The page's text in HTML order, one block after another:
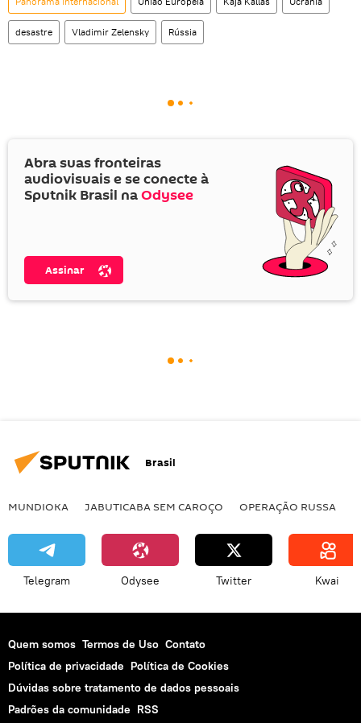
desastre Vladimir Zelensky Rússia
Abra suas fronteiras
audiovisuais e se conecte à
Sputnik Brasil naOdysee
Assinar
Brasil
MUNDIOKA JABUTICABA SEM CAROÇO OPERAÇÃO RUSSA
Telegram Odysee Twitter Kwai
Quem somos Termos de Uso Contato
Política de privacidade Política de Cookies
Dúvidas sobre tratamento de dados pessoais
Padrões da comunidade RSS